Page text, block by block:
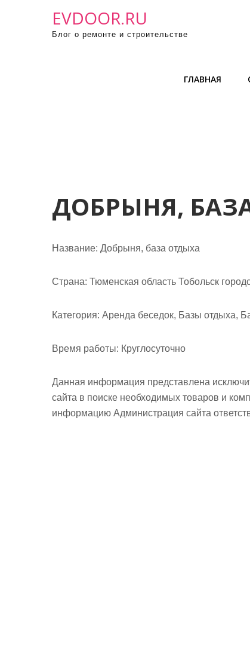
EVDOOR.RU
Блог о ремонте и строительстве
ГЛАВНАЯ
ДОБРЫНЯ,
Название: Добрыня, база отдыха
Страна: Тюменская область Тобольск
Категория: Аренда беседок, Базы отдыха,
Время работы: Круглосуточно
Данная информация представлена
сайта в поиске необходимых товаров и
информацию Администрация сайта